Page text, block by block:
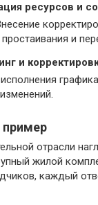
ресурсов и
и
и
пример
отрасли
жилой
каждый